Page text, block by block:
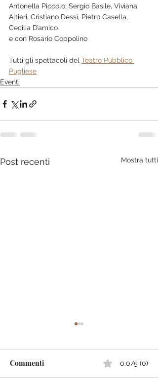
Antonella Piccolo, Sergio Basile, Viviana
Altieri, Cristiano Dessì, Pietro Casella,
Cecilia D’amico
e con Rosario Coppolino
Tutti gli spettacoli del Teatro Pubblico
Pugliese
Eventi
Post recenti Mostra tutti
Commenti 0.0/5 (0)